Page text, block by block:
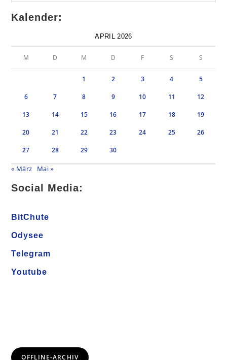
Kalender:
APRIL 2026
M D M D F S S
1 2 3 4 5
6 7 8 9 10 11 12
13 14 15 16 17 18 19
20 21 22 23 24 25 26
27 28 29 30
« März Mai »
Social Media:
BitChute
Odysee
Telegram
Youtube
OFFLINE-ARCHIV